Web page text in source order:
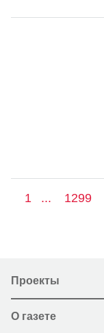
1 ... 1299
Проекты
О газете